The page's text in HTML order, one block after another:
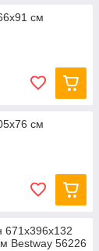
см
см
671x396x132
Bestway 56226